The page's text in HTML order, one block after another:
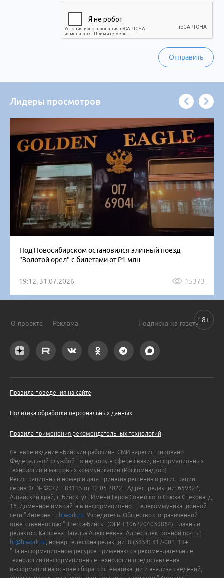
Отправить
Лидеры просмотров
Под Новосибирском остановился элитный поезд
"Золотой орел" с билетами от ₽1 млн
19:12, 31.07.2026 15373
О проекте Реклама Подписка на газету
Правила поведения на сайте
Политика обработки персональных данных
Правила применения рекомендательных технологий
Сетевое издание «Бийский рабочий». СМИ зарегистрировано
Федеральной службой по надзору в сфере связи, информационных
технологий и массовых коммуникаций (Роскомнадзор).
Регистрационный номер и дата принятия решения о регистрации:
серия Эл № ФС77 – 83115 от 12.05.2022г. Адрес: редакции: 659322,
Алтайский край, г. Бийск, ул. Имени Героя Советского Союза Спекова, д.
16. Доменное имя сайта в информационно – телекоммуникационной
сети "Интернет": biwork.ru . Учредитель: Общество с ограниченной
ответственностью "Пресса-Бийск" (ОГРН 1062204039864). Главный
редактор: Каршева Наталья Алексеевна. Адрес электронной почты:
br@biwork.ru , номер телефона редакции: 8 (3854) 317-001. 18+
"На информационном ресурсе применяются рекомендательные
технологии (информационные технологии предоставления
информации на основе сбора, систематизации и анализа сведений,
18+